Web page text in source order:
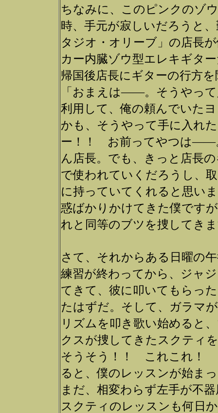
ちなみに、このピンクのゾ
時、手元が寂しいだろうと
タジオ・オリーブ」の店長
カー内臓ゾウ型エレキギタ
帰国後店長にギターの行方
「おまえは――。そうやっ
利用して、俺の頼んでいた
かも、そうやって手に入れ
ー！！ お前ってやつは――
ん店長。でも、きっと店長
で使われていくだろうし、
に持っていてくれると思
惑ばかりかけてきた僕です
れと同等のブツを捜してき
さて、それからある日曜の
練習が終わってから、ジャ
てきて、彼に叩いてもらっ
たはずだ。そして、ガラマ
リズムを叩き歌い始めると
クスが捜してきたスクティ
そうそう！！ これこれ！
ると、僕のレッスンが始ま
まだ、相変わらず左手が不
スクティのレッスンも何日